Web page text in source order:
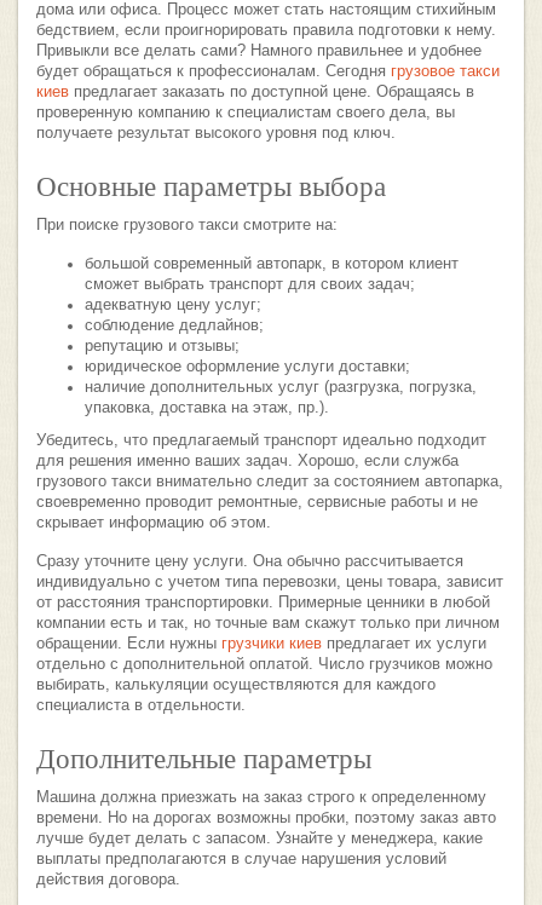
дома или офиса. Процесс может стать настоящим стихийным
бедствием, если проигнорировать правила подготовки к нему.
Привыкли все делать сами? Намного правильнее и удобнее
будет обращаться к профессионалам. Сегодня грузовое такси
киев предлагает заказать по доступной цене. Обращаясь в
проверенную компанию к специалистам своего дела, вы
получаете результат высокого уровня под ключ.
Основные параметры выбора
При поиске грузового такси смотрите на:
большой современный автопарк, в котором клиент
сможет выбрать транспорт для своих задач;
адекватную цену услуг;
соблюдение дедлайнов;
репутацию и отзывы;
юридическое оформление услуги доставки;
наличие дополнительных услуг (разгрузка, погрузка,
упаковка, доставка на этаж, пр.).
Убедитесь, что предлагаемый транспорт идеально подходит
для решения именно ваших задач. Хорошо, если служба
грузового такси внимательно следит за состоянием автопарка,
своевременно проводит ремонтные, сервисные работы и не
скрывает информацию об этом.
Сразу уточните цену услуги. Она обычно рассчитывается
индивидуально с учетом типа перевозки, цены товара, зависит
от расстояния транспортировки. Примерные ценники в любой
компании есть и так, но точные вам скажут только при личном
обращении. Если нужны грузчики киев предлагает их услуги
отдельно с дополнительной оплатой. Число грузчиков можно
выбирать, калькуляции осуществляются для каждого
специалиста в отдельности.
Дополнительные параметры
Машина должна приезжать на заказ строго к определенному
времени. Но на дорогах возможны пробки, поэтому заказ авто
лучше будет делать с запасом. Узнайте у менеджера, какие
выплаты предполагаются в случае нарушения условий
действия договора.